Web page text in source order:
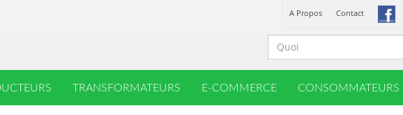
A Propos Contact
TRANSFORMATEURS E-COMMERCE CONSOMMATEURS